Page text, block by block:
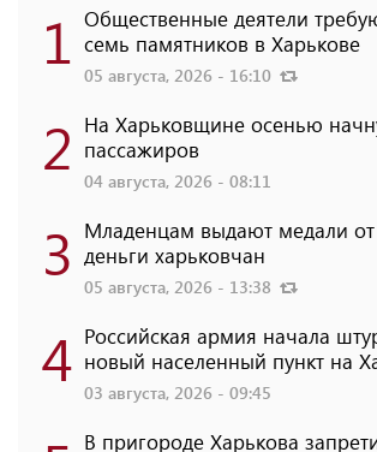
1 Общественные деятели
семь памятников в Харькове
05 августа, 2026 - 16:10
2 На Харьковщине осенью
пассажиров
04 августа, 2026 - 08:11
3 Младенцам выдают медали от
деньги харьковчан
05 августа, 2026 - 13:38
4 Российская армия начала
новый населенный пункт на
03 августа, 2026 - 09:45
В пригороде Харькова